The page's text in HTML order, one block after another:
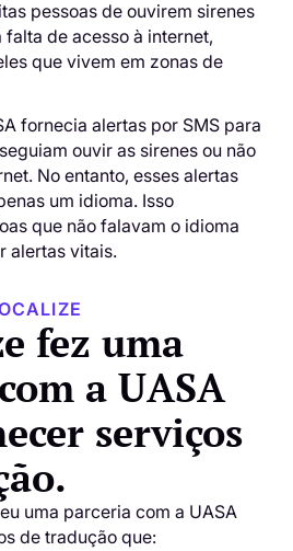
pessoas de ouvirem sirenes
de acesso à internet,
que vivem em zonas de
fornecia alertas por SMS para
ouvir as sirenes ou não
No entanto, esses alertas
um idioma. Isso
que não falavam o idioma
alertas vitais.
fez uma
a UASA
serviços
uma parceria com a UASA
de tradução que: